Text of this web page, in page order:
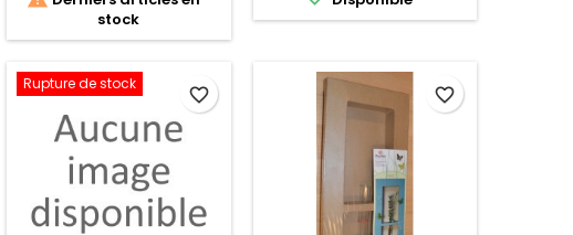
stock
Rupture de stock
favorite_border favorite_border